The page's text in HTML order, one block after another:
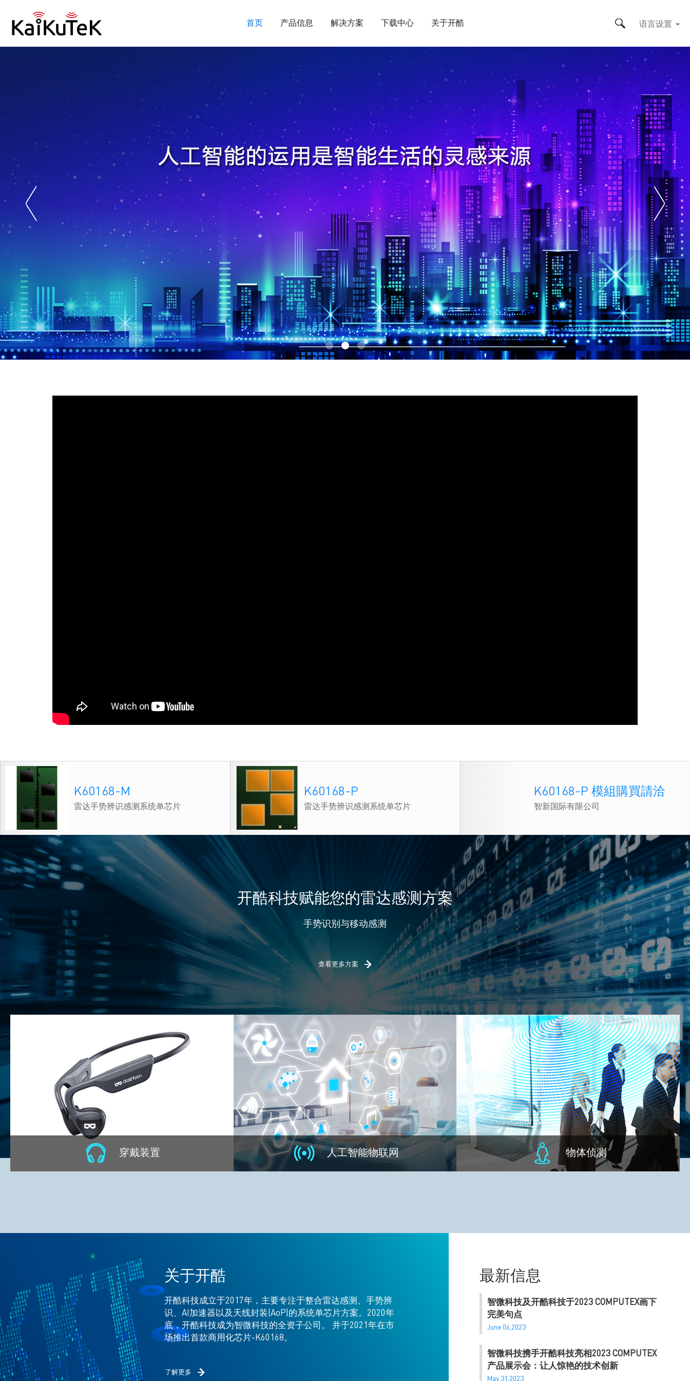
语言设置
首页 产品信息 解决方案 下载中心 关于开酷
K60168-M
雷达手势辨识感测系统单芯片
K60168-P
雷达手势辨识感测系统单芯片
K60168-P 模組購買請洽
智新国际有限公司
开酷科技赋能您的雷达感测方案
手势识别与移动感测
查看更多方案
穿戴装置 人工智能物联网 物体侦测
关于开酷
开酷科技成立于2017年，主要专注于整合雷达感测、手势辨
识、AI加速器以及天线封装(AoP)的系统单芯片方案。2020年
底，开酷科技成为智微科技的全资子公司。 并于2021年在市
场推出首款商用化芯片-K60168。
了解更多
最新信息
智微科技及开酷科技于2023 COMPUTEX画下
完美句点
June 06,2023
智微科技携手开酷科技亮相2023 COMPUTEX
产品展示会：让人惊艳的技术创新
May 31,2023